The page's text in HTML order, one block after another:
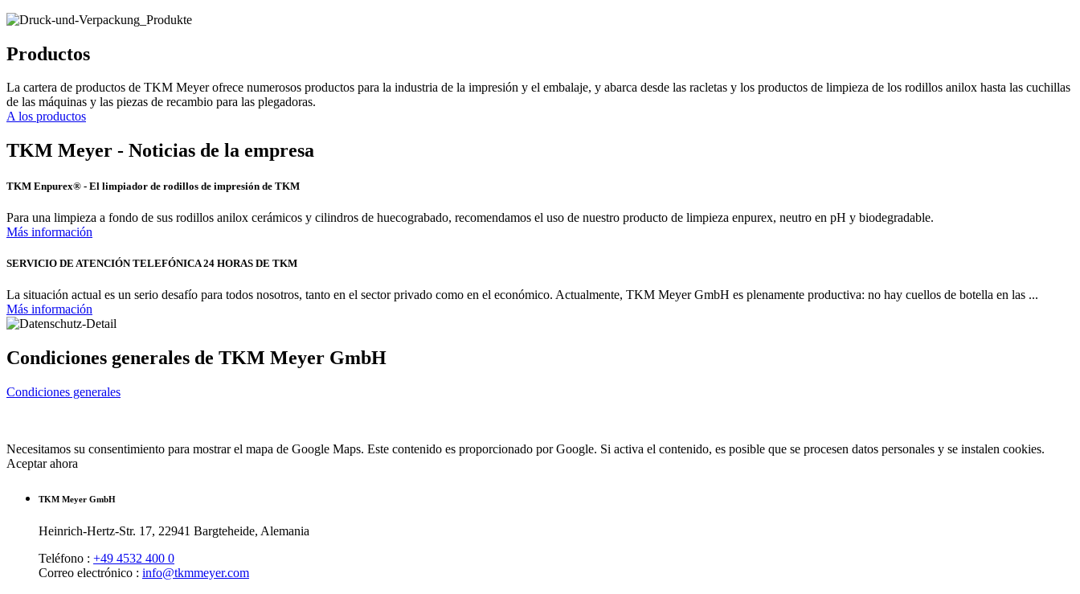
Productos
La cartera de productos de TKM Meyer ofrece numerosos productos para la industria de la impresión y el embalaje, y abarca desde las racletas y los productos de limpieza de los rodillos anilox hasta las cuchillas
de las máquinas y las piezas de recambio para las plegadoras.
A los productos
TKM Meyer - Noticias de la empresa
TKM Enpurex® - El limpiador de rodillos de impresión de TKM
Para una limpieza a fondo de sus rodillos anilox cerámicos y cilindros de huecograbado, recomendamos el uso de nuestro producto de limpieza enpurex, neutro en pH y biodegradable.
Más información
SERVICIO DE ATENCIÓN TELEFÓNICA 24 HORAS DE TKM
La situación actual es un serio desafío para todos nosotros, tanto en el sector privado como en el económico. Actualmente, TKM Meyer GmbH es plenamente productiva: no hay cuellos de botella en las ...
Más información
Condiciones generales de TKM Meyer GmbH
Condiciones generales
Necesitamos su consentimiento para mostrar el mapa de Google Maps. Este contenido es proporcionado por Google. Si activa el contenido, es posible que se procesen datos personales y se instalen cookies.
Aceptar ahora
TKM Meyer GmbH
Heinrich-Hertz-Str. 17, 22941 Bargteheide, Alemania
Teléfono : +49 4532 400 0
Correo electrónico : info@tkmmeyer.com